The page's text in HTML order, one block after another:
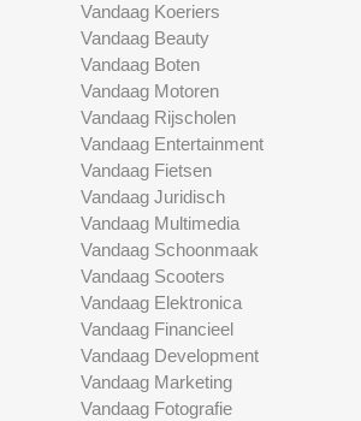
Vandaag Koeriers
Vandaag Beauty
Vandaag Boten
Vandaag Motoren
Vandaag Rijscholen
Vandaag Entertainment
Vandaag Fietsen
Vandaag Juridisch
Vandaag Multimedia
Vandaag Schoonmaak
Vandaag Scooters
Vandaag Elektronica
Vandaag Financieel
Vandaag Development
Vandaag Marketing
Vandaag Fotografie